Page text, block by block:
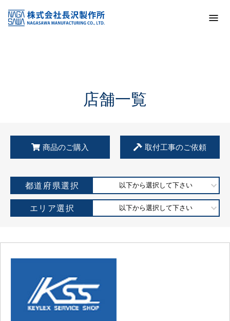
KSS加盟店・取扱店情報
店舗一覧
店舗一覧
商品のご購入 取付工事のご依頼
都道府県選択 以下から選択して下さい
エリア選択 以下から選択して下さい